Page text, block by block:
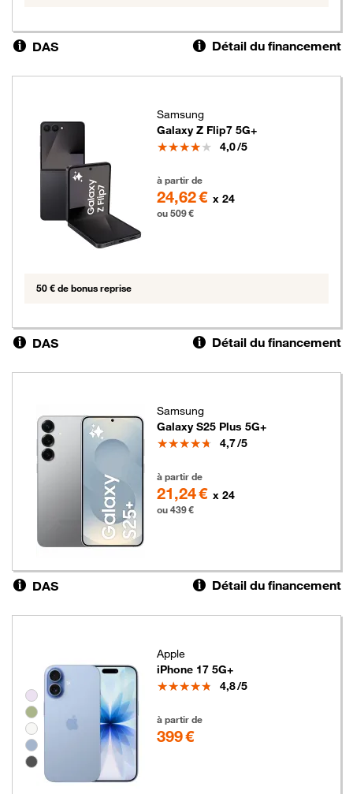
DAS Détail du financement
Samsung
Galaxy Z Flip7 5G+
Note
4,0/5
à partir de
24,62 € x 24
ou 509 €
50 € de bonus reprise
DAS Détail du financement
Samsung
Galaxy S25 Plus 5G+
Note
4,7/5
à partir de
21,24 € x 24
ou 439 €
DAS Détail du financement
Groupe de couleurs disponibles non sélectionnables
Apple
iPhone 17 5G+
Note
4,8/5
à partir de
399 €